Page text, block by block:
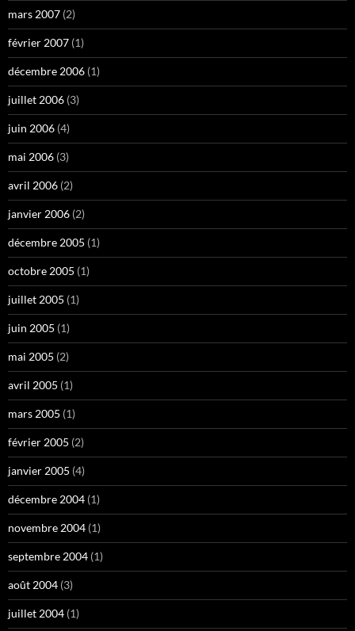
mars 2007 (2)
février 2007 (1)
décembre 2006 (1)
juillet 2006 (3)
juin 2006 (4)
mai 2006 (3)
avril 2006 (2)
janvier 2006 (2)
décembre 2005 (1)
octobre 2005 (1)
juillet 2005 (1)
juin 2005 (1)
mai 2005 (2)
avril 2005 (1)
mars 2005 (1)
février 2005 (2)
janvier 2005 (4)
décembre 2004 (1)
novembre 2004 (1)
septembre 2004 (1)
août 2004 (3)
juillet 2004 (1)